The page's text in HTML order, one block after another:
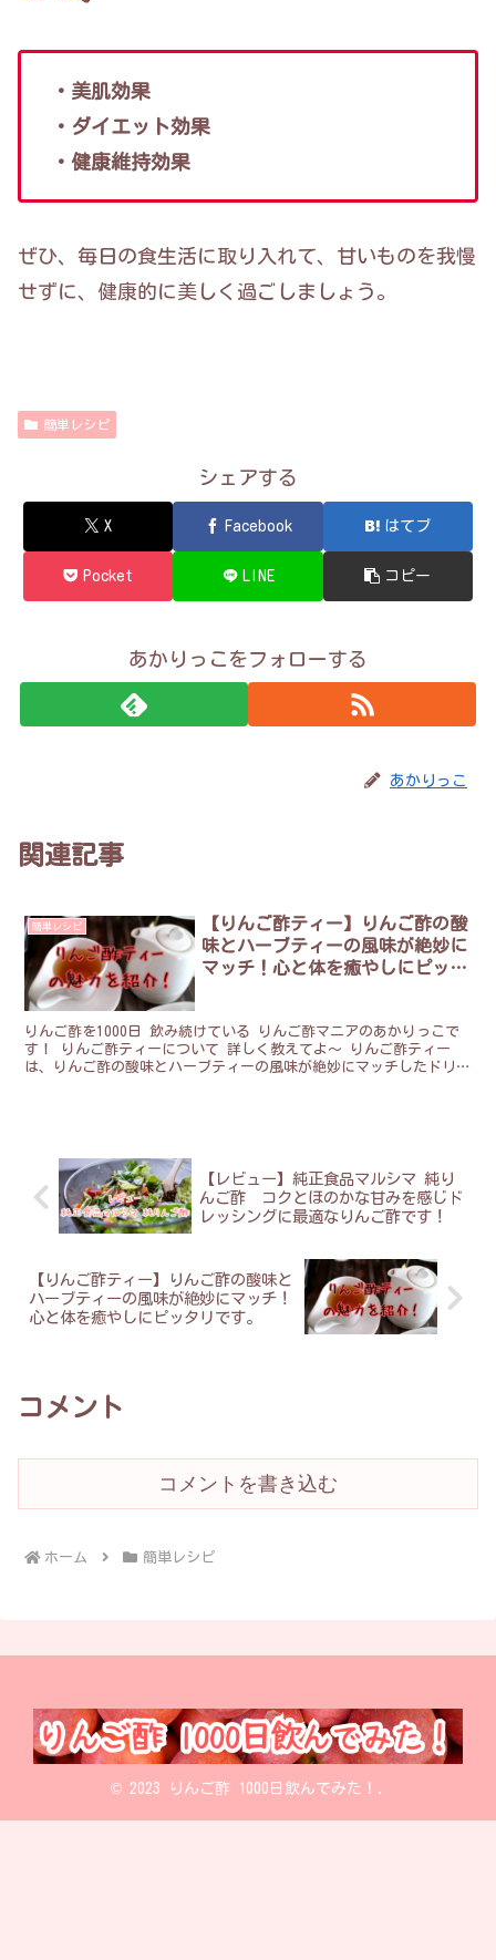
・美肌効果
・ダイエット効果
・健康維持効果
ぜひ、毎日の食生活に取り入れて、甘いものを我慢
せずに、健康的に美しく過ごしましょう。
簡単レシピ
シェアする
X Facebook はてブ
Pocket LINE コピー
あかりっこをフォローする
あかりっこ
関連記事
簡単レシピ
【りんご酢ティー】りんご酢の酸
味とハーブティーの風味が絶妙に
マッチ！心と体を癒やしにピッタ
りんご酢を1000日 飲み続けている りんご酢マニアのあかりっこで
す！ りんご酢ティーについて 詳しく教えてよ～ りんご酢ティー
は、りんご酢の酸味とハーブティーの風味が絶妙にマッチしたドリン
【レビュー】純正食品マルシマ 純り
んご酢 コクとほのかな甘みを感じド
レッシングに最適なりんご酢です！
【りんご酢ティー】りんご酢の酸味と
ハーブティーの風味が絶妙にマッチ！
心と体を癒やしにピッタリです。
コメント
コメントを書き込む
ホーム 簡単レシピ
© 2023 りんご酢 1000日飲んでみた！.